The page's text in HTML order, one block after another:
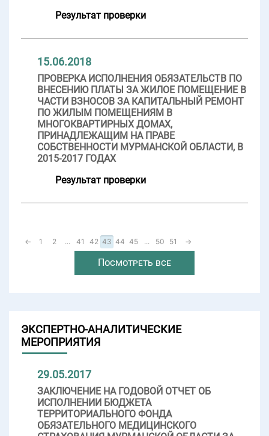
Результат проверки
15.06.2018
ПРОВЕРКА ИСПОЛНЕНИЯ ОБЯЗАТЕЛЬСТВ ПО
ВНЕСЕНИЮ ПЛАТЫ ЗА ЖИЛОЕ ПОМЕЩЕНИЕ В
ЧАСТИ ВЗНОСОВ ЗА КАПИТАЛЬНЫЙ РЕМОНТ
ПО ЖИЛЫМ ПОМЕЩЕНИЯМ В
МНОГОКВАРТИРНЫХ ДОМАХ,
ПРИНАДЛЕЖАЩИМ НА ПРАВЕ
СОБСТВЕННОСТИ МУРМАНСКОЙ ОБЛАСТИ, В
2015-2017 ГОДАХ
Результат проверки
← 1 2 ... 41 42 43 44 45 ... 50 51 →
Посмотреть все
ЭКСПЕРТНО-АНАЛИТИЧЕСКИЕ
МЕРОПРИЯТИЯ
29.05.2017
ЗАКЛЮЧЕНИЕ НА ГОДОВОЙ ОТЧЕТ ОБ
ИСПОЛНЕНИИ БЮДЖЕТА
ТЕРРИТОРИАЛЬНОГО ФОНДА
ОБЯЗАТЕЛЬНОГО МЕДИЦИНСКОГО